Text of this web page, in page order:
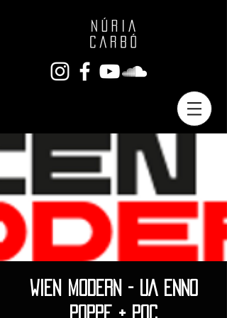
WIEN MODERN - UA ENNO
POPPE + POC